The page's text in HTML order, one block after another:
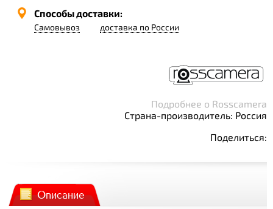
Способы доставки:
Самовывоз доставка по России
Подробнее о Rosscamera
Страна-производитель: Россия
Поделиться:
Описание